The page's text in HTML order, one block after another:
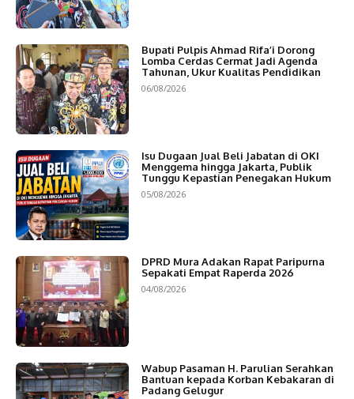
Bupati Pulpis Ahmad Rifa’i Dorong
Lomba Cerdas Cermat Jadi Agenda
Tahunan, Ukur Kualitas Pendidikan
06/08/2026
Isu Dugaan Jual Beli Jabatan di OKI
Menggema hingga Jakarta, Publik
Tunggu Kepastian Penegakan Hukum
05/08/2026
DPRD Mura Adakan Rapat Paripurna
Sepakati Empat Raperda 2026
04/08/2026
Wabup Pasaman H. Parulian Serahkan
Bantuan kepada Korban Kebakaran di
Padang Gelugur